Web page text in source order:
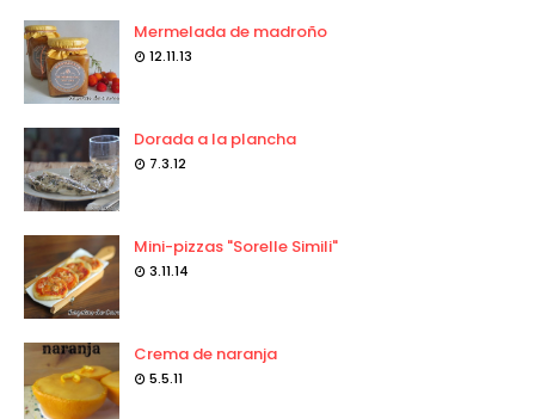
Mermelada de madroño
12.11.13
Dorada a la plancha
7.3.12
Mini-pizzas "Sorelle Simili"
3.11.14
Crema de naranja
5.5.11